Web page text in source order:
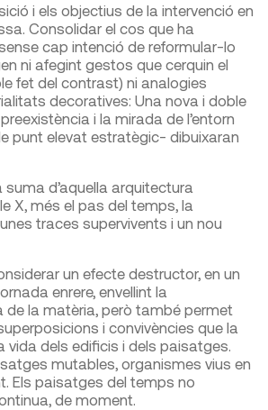
i els objectius de la intervenció en
Consolidar el cos que ha
cap intenció de reformular-lo
ni afegint gestos que cerquin el
fet del contrast) ni analogies
decoratives: Una nova i doble
i la mirada de l’entorn
punt elevat estratègic- dibuixaran
suma d’aquella arquitectura
X, més el pas del temps, la
traces supervivents i un nou
un efecte destructor, en un
enrere, envellint la
de la matèria, però també permet
i convivències que la
vida dels edificis i dels paisatges.
mutables, organismes vius en
Els paisatges del temps no
de moment.